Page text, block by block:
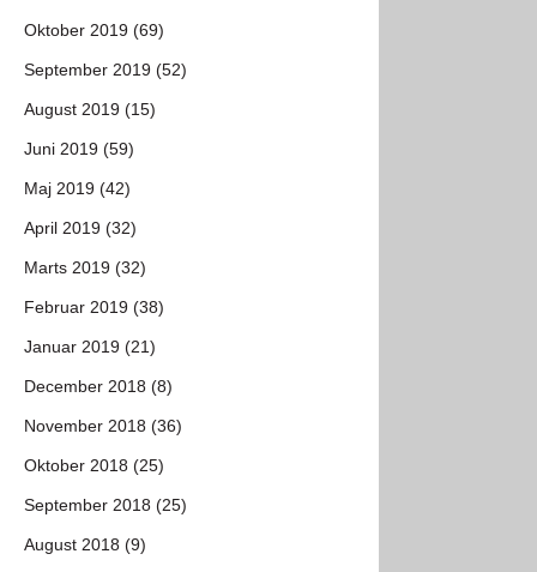
Oktober 2019 (69)
September 2019 (52)
August 2019 (15)
Juni 2019 (59)
Maj 2019 (42)
April 2019 (32)
Marts 2019 (32)
Februar 2019 (38)
Januar 2019 (21)
December 2018 (8)
November 2018 (36)
Oktober 2018 (25)
September 2018 (25)
August 2018 (9)